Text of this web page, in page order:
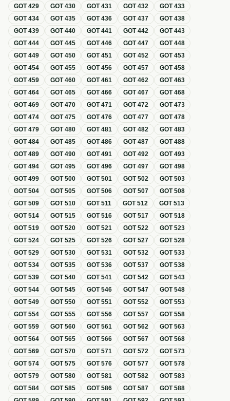
GOT429 GOT430 GOT431 GOT432 GOT433
GOT434 GOT435 GOT436 GOT437 GOT438
GOT439 GOT440 GOT441 GOT442 GOT443
GOT444 GOT445 GOT446 GOT447 GOT448
GOT449 GOT450 GOT451 GOT452 GOT453
GOT454 GOT455 GOT456 GOT457 GOT458
GOT459 GOT460 GOT461 GOT462 GOT463
GOT464 GOT465 GOT466 GOT467 GOT468
GOT469 GOT470 GOT471 GOT472 GOT473
GOT474 GOT475 GOT476 GOT477 GOT478
GOT479 GOT480 GOT481 GOT482 GOT483
GOT484 GOT485 GOT486 GOT487 GOT488
GOT489 GOT490 GOT491 GOT492 GOT493
GOT494 GOT495 GOT496 GOT497 GOT498
GOT499 GOT500 GOT501 GOT502 GOT503
GOT504 GOT505 GOT506 GOT507 GOT508
GOT509 GOT510 GOT511 GOT512 GOT513
GOT514 GOT515 GOT516 GOT517 GOT518
GOT519 GOT520 GOT521 GOT522 GOT523
GOT524 GOT525 GOT526 GOT527 GOT528
GOT529 GOT530 GOT531 GOT532 GOT533
GOT534 GOT535 GOT536 GOT537 GOT538
GOT539 GOT540 GOT541 GOT542 GOT543
GOT544 GOT545 GOT546 GOT547 GOT548
GOT549 GOT550 GOT551 GOT552 GOT553
GOT554 GOT555 GOT556 GOT557 GOT558
GOT559 GOT560 GOT561 GOT562 GOT563
GOT564 GOT565 GOT566 GOT567 GOT568
GOT569 GOT570 GOT571 GOT572 GOT573
GOT574 GOT575 GOT576 GOT577 GOT578
GOT579 GOT580 GOT581 GOT582 GOT583
GOT584 GOT585 GOT586 GOT587 GOT588